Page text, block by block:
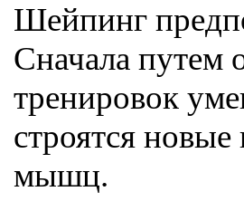
Шейпинг
Сначала путем
тренировок
строятся
мышц.